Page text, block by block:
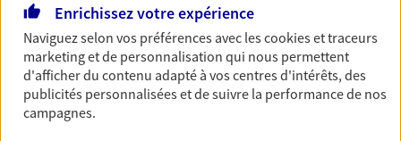
d'assurance et d'épargne. Recevez un conseil d'expert
cohérent avec vos besoins
Vous aider à constituer une
épargne
Enrichissez votre expérience
Naviguez selon vos préférences avec lescookies et traceurs
marketing et de personnalisation qui nous permettent
d'afficher du contenu adapté à vos centres d'intérêts, des
publicités personnalisées et de suivre la performance de nos
campagnes.